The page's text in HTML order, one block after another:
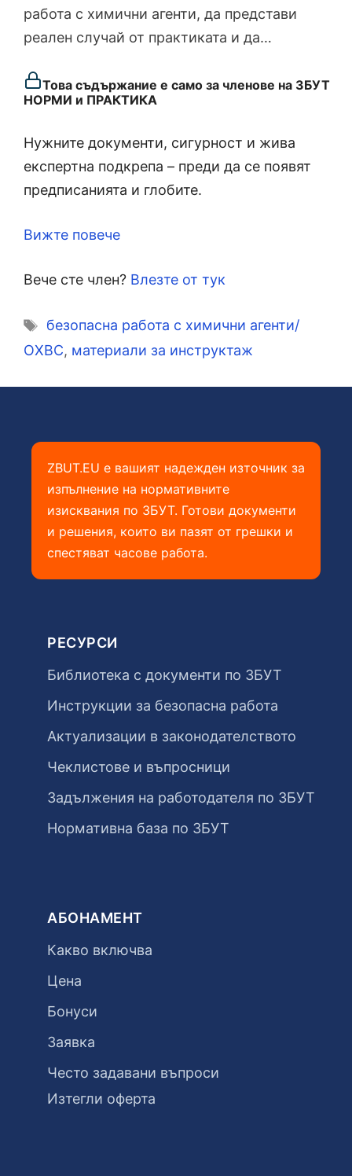
работа с химични агенти, да представи
реален случай от практиката и да…
Това съдържание е само за членове на ЗБУТ
НОРМИ и ПРАКТИКА
Нужните документи, сигурност и жива
експертна подкрепа – преди да се появят
предписанията и глобите.
Вижте повече
Вече сте член? Влезте от тук
Етикети
безопасна работа с химични агенти/
ОХВС, материали за инструктаж
ZBUT.EU е вашият надежден източник за
изпълнение на нормативните
изисквания по ЗБУТ. Готови документи
и решения, които ви пазят от грешки и
спестяват часове работа.
РЕСУРСИ
Библиотека с документи по ЗБУТ
Инструкции за безопасна работа
Актуализации в законодателството
Чеклистове и въпросници
Задължения на работодателя по ЗБУТ
Нормативна база по ЗБУТ
АБОНАМЕНТ
Какво включва
Цена
Бонуси
Заявка
Често задавани въпроси
Изтегли оферта